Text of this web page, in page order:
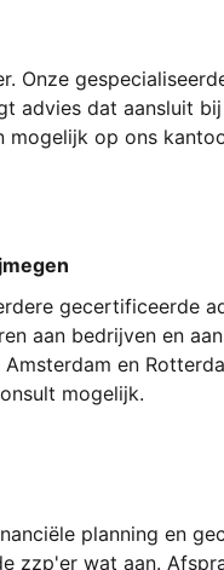
Onze
advies dat aansluit
op ons
gecertificeerde
aan bedrijven en
en
mogelijk.
planning en
zzp'er wat aan.